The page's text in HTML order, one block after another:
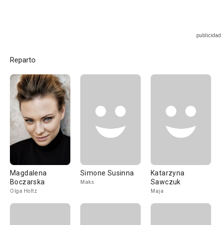
Reparto
Magdalena
Boczarska
Olga Holtz
Simone Susinna
Maks
Katarzyna
Sawczuk
Maja